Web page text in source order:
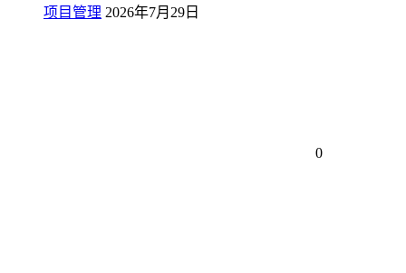
项目管理 2026年7月29日
0